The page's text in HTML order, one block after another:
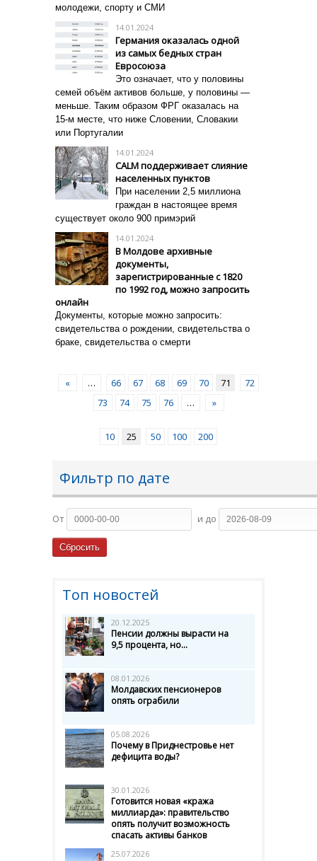
молодежи, спорту и СМИ
14.01.2024
Германия оказалась одной
из самых бедных стран
Евросоюза
Это означает, что у половины
семей объём активов больше, у половины —
меньше. Таким образом ФРГ оказалась на
15-м месте, что ниже Словении, Словакии
или Португалии
14.01.2024
CALM поддерживает слияние
населенных пунктов
При населении 2,5 миллиона
граждан в настоящее время
существует около 900 примэрий
14.01.2024
В Молдове архивные
документы,
зарегистрированные с 1820
по 1992 год, можно запросить
онлайн
Документы, которые можно запросить:
свидетельства о рождении, свидетельства о
браке, свидетельства о смерти
« … 66 67 68 69 70 71
72
73
74 75 76 … »
10 25 50 100 200
Фильтр по дате
От и до
Топ новостей
20.12.2025
Пенсии должны вырасти на
9,5 процента, но...
08.01.2026
Молдавских пенсионеров
опять ограбили
05.08.2026
Почему в Приднестровье нет
дефицита воды?
30.01.2026
Готовится новая «кража
миллиарда»: правительство
опять получит возможность
спасать активы банков
25.07.2026